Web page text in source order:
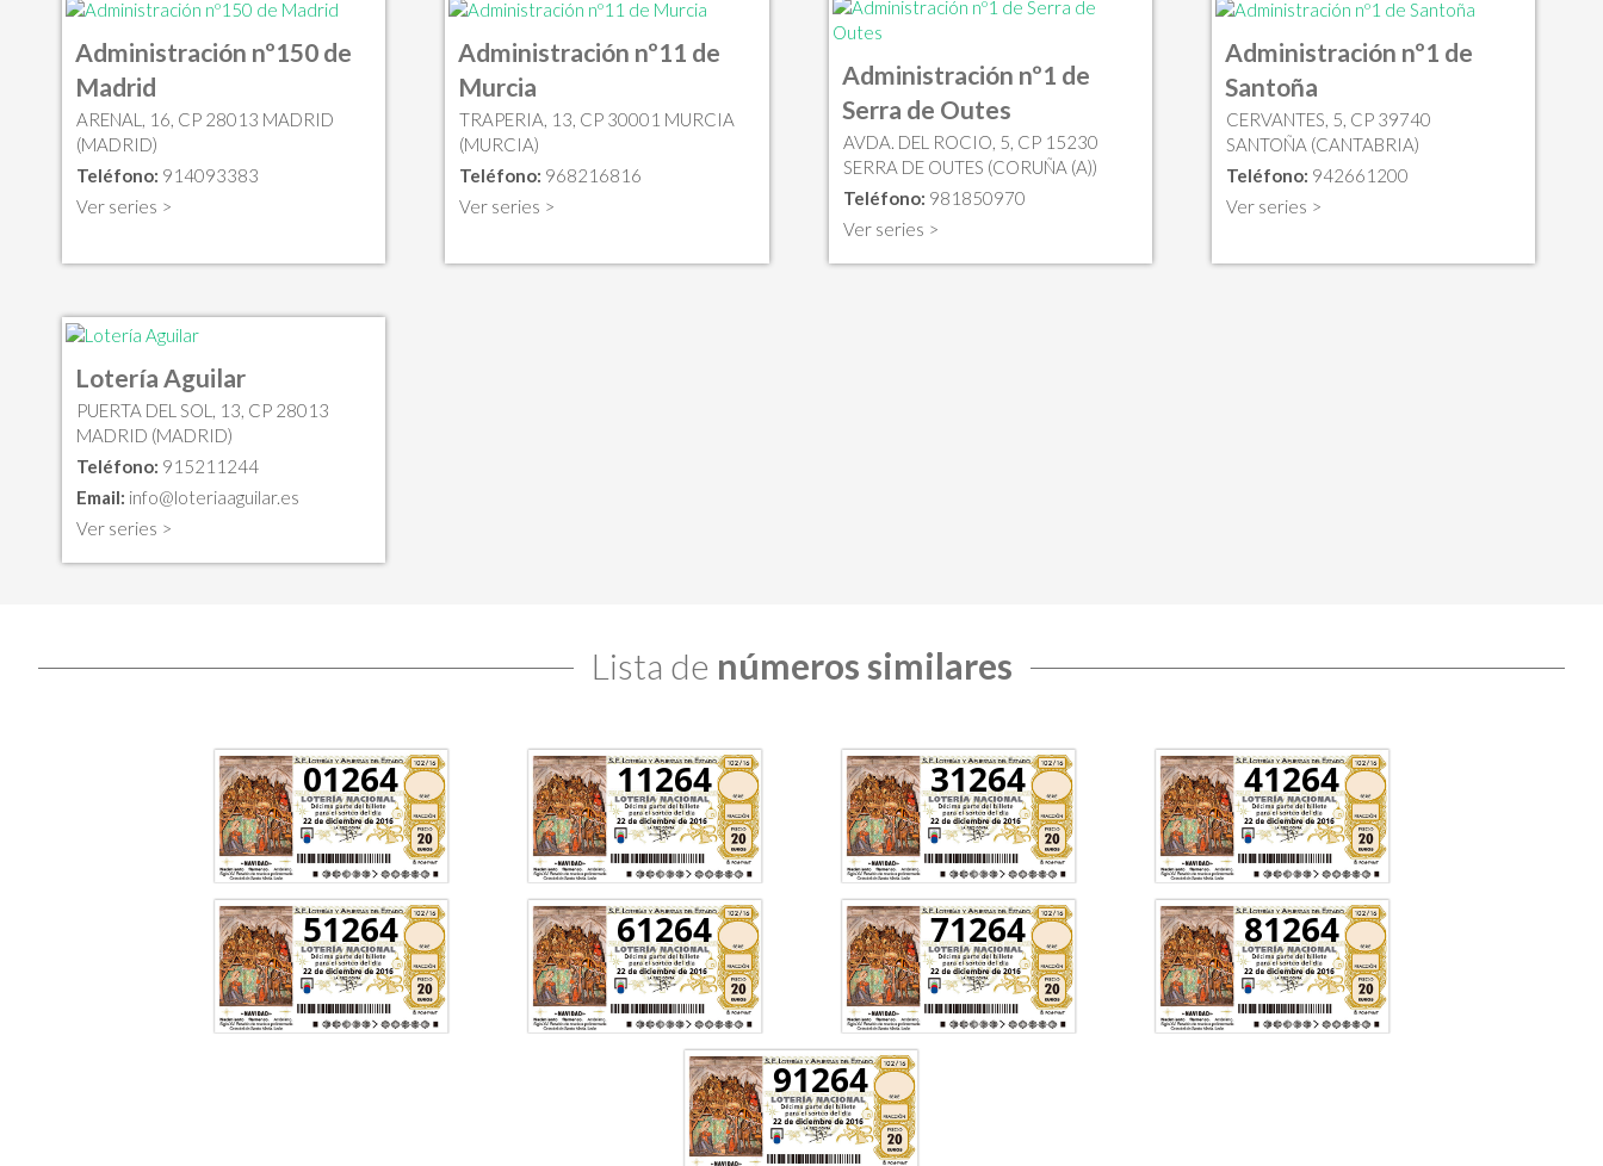
Administración nº150 de
Madrid
ARENAL, 16, CP 28013 MADRID
(MADRID)
Teléfono: 914093383
Ver series >
Administración nº11 de
Murcia
TRAPERIA, 13, CP 30001 MURCIA
(MURCIA)
Teléfono: 968216816
Ver series >
Administración nº1 de
Serra de Outes
AVDA. DEL ROCIO, 5, CP 15230
SERRA DE OUTES (CORUÑA (A))
Teléfono: 981850970
Ver series >
Administración nº1 de
Santoña
CERVANTES, 5, CP 39740
SANTOÑA (CANTABRIA)
Teléfono: 942661200
Ver series >
Lotería Aguilar
PUERTA DEL SOL, 13, CP 28013
MADRID (MADRID)
Teléfono: 915211244
Email: info@loteriaaguilar.es
Ver series >
Lista de números similares
01264 11264 31264 41264
51264 61264 71264 81264
91264